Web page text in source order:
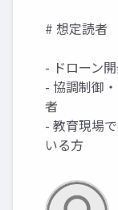
# 想定読者
- ドローン
- 協調制御
者
- 教育現場
いる方